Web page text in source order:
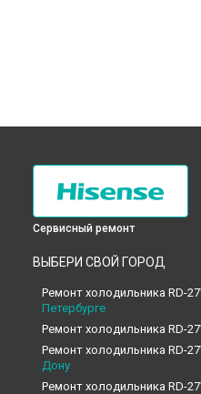
Сервисный ремонт
ВЫБЕРИ СВОЙ ГОРОД
Ремонт холодильника RD-
Петербурге
Ремонт холодильника RD-
Ремонт холодильника RD-
Дону
Ремонт холодильника RD-